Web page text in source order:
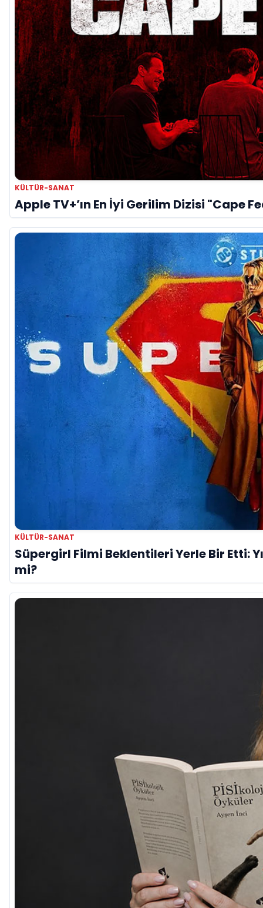
KÜLTÜR-SANAT
Apple TV+’ın En İyi Gerilim Dizisi "Cape
KÜLTÜR-SANAT
Süpergirl Filmi Beklentileri Yerle Bir Etti:
mi?